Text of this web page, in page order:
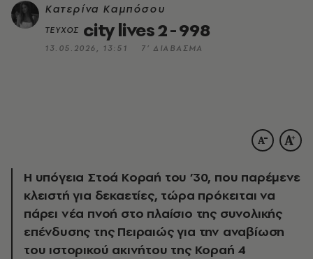
Κατερίνα Καμπόσου
ΤΕΥΧΟΣ city lives 2 - 998
13.05.2026, 13:51 7’ ΔΙΑΒΑΣΜΑ
Η υπόγεια Στοά Κοραή του ’30, που παρέμενε
κλειστή για δεκαετίες, τώρα πρόκειται να
πάρει νέα πνοή στο πλαίσιο της συνολικής
επένδυσης της Πειραιώς για την αναβίωση
του ιστορικού ακινήτου της Κοραή 4